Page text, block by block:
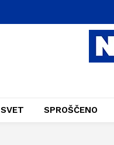
SVET SPROŠČENO